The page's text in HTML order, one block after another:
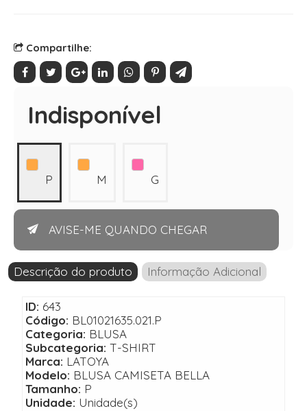
Compartilhe:
Indisponível
P M G
AVISE-ME QUANDO CHEGAR
Descrição do produto Informação Adicional
ID: 643
Código: BL01021635.021.P
Categoria: BLUSA
Subcategoria: T-SHIRT
Marca: LATOYA
Modelo: BLUSA CAMISETA BELLA
Tamanho: P
Unidade: Unidade(s)